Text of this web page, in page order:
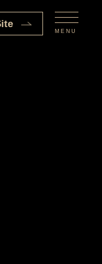
MENU